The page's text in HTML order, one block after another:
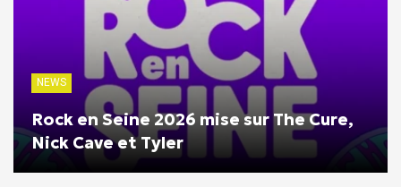
NEWS
Rock en Seine 2026 mise sur The Cure,
Nick Cave et Tyler